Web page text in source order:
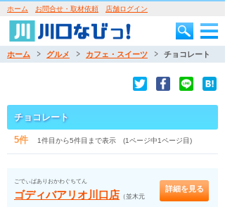
ホーム お問合せ・取材依頼 店舗ログイン
ホーム グルメ カフェ・スイーツ チョコレート
チョコレート
5件 1件目から5件目まで表示 (1ページ中1ページ目)
ごでぃばありおかわぐちてん
ゴディバアリオ川口店 （並木元
詳細を見る